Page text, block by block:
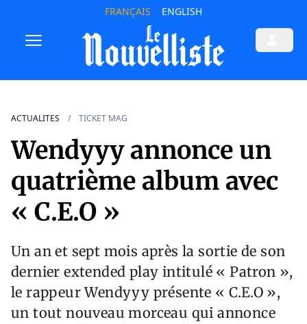
FRANÇAIS ENGLISH
ACTUALITES TICKET MAG
Wendyyy annonce un
quatrième album avec
« C.E.O »
Un an et sept mois après la sortie de son
dernier extended play intitulé « Patron »,
le rappeur Wendyyy présente « C.E.O »,
un tout nouveau morceau qui annonce